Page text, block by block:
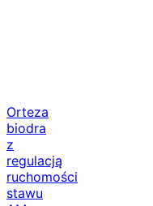
Orteza
biodra
z
regulacją
ruchomości
stawu